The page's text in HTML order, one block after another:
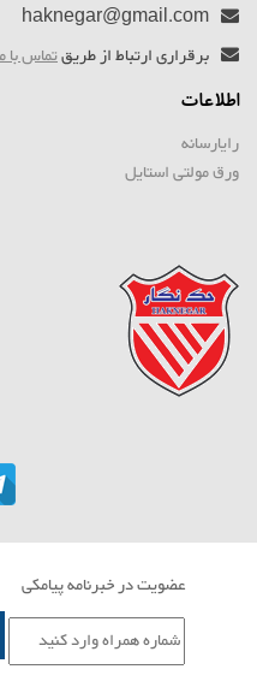
haknegar@gmail.com
برقراری ارتباط از طریقتماس با ما
اطلاعات
رایارسانه
ورق مولتی استایل
عضویت در خبرنامه پیامکی